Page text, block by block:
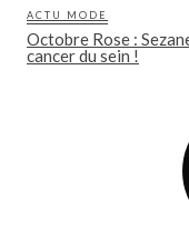
ACTU MODE
Octobre Rose :
cancer du sein !